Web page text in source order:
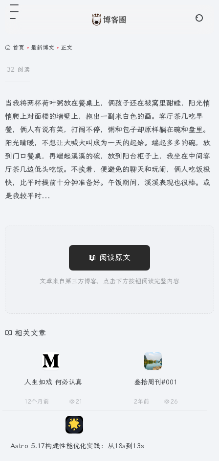
首页 • 最新博文 • 正文
32 阅读
当我将两杯荷叶粥放在餐桌上，俩孩子还在被窝里酣睡，阳光悄
悄爬上对面楼的墙壁上，拖出一副米白色的画。客厅茶几吃早
餐，俩人有说有笑，打闹不停，粥和包子却原样躺在碗和盘里。
阳光晴暖，不想让大喊大叫成为一天的起始。端起多多的碗，放
到门口餐桌，再端起溪溪的碗，放到阳台柜子上，我坐在中间客
厅茶几边低头吃饭。不挨着，便避免的聊天和玩闹，俩人吃饭极
快，比平时提前十分钟准备好。午饭期间，溪溪表现也很棒。或
是我较平时...
📖 阅读原文
文章来自第三方博客，点击下方按钮阅读完整内容
相关文章
人生如戏 何必认真
12个月前 21
叁拾周刊#001
2年前 26
Astro 5.17构建性能优化实践：从18s到13s